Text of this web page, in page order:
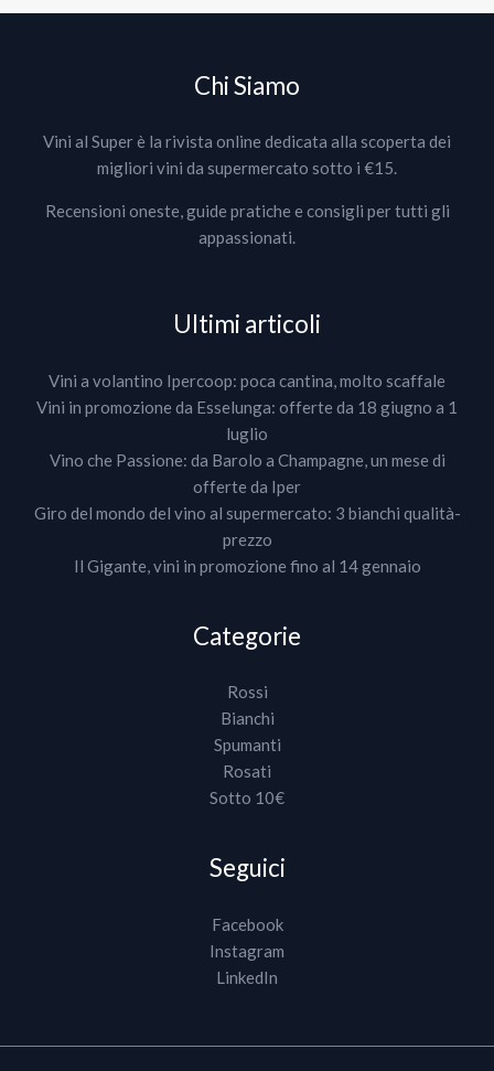
Chi Siamo
Vini al Super è la rivista online dedicata alla scoperta dei
migliori vini da supermercato sotto i €15.
Recensioni oneste, guide pratiche e consigli per tutti gli
appassionati.
Ultimi articoli
Vini a volantino Ipercoop: poca cantina, molto scaffale
Vini in promozione da Esselunga: offerte da 18 giugno a 1
luglio
Vino che Passione: da Barolo a Champagne, un mese di
offerte da Iper
Giro del mondo del vino al supermercato: 3 bianchi qualità-
prezzo
Il Gigante, vini in promozione fino al 14 gennaio
Categorie
Rossi
Bianchi
Spumanti
Rosati
Sotto 10€
Seguici
Facebook
Instagram
LinkedIn